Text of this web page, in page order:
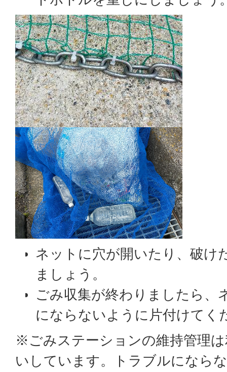
ネットに穴が開いたり、破け
ましょう。
ごみ収集が終わりましたら、
にならないように片付けてく
※ごみステーションの維持管理
いしています。トラブルになら